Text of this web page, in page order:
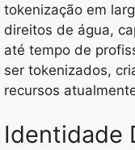
tokenização em
direitos de água,
até tempo de
ser tokenizados,
recursos
Identidade